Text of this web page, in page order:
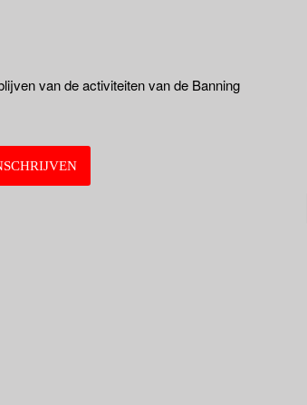
van de activiteiten van de Banning